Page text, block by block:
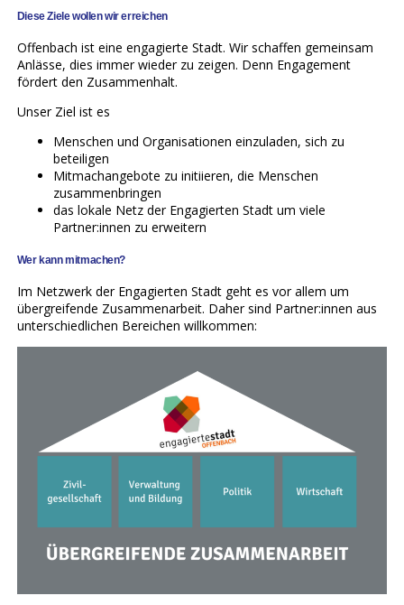
Diese Ziele wollen wir erreichen
Offenbach ist eine engagierte Stadt. Wir schaffen gemeinsam
Anlässe, dies immer wieder zu zeigen. Denn Engagement
fördert den Zusammenhalt.
Unser Ziel ist es
Menschen und Organisationen einzuladen, sich zu
beteiligen
Mitmachangebote zu initiieren, die Menschen
zusammenbringen
das lokale Netz der Engagierten Stadt um viele
Partner:innen zu erweitern
Wer kann mitmachen?
Im Netzwerk der Engagierten Stadt geht es vor allem um
übergreifende Zusammenarbeit. Daher sind Partner:innen aus
unterschiedlichen Bereichen willkommen: